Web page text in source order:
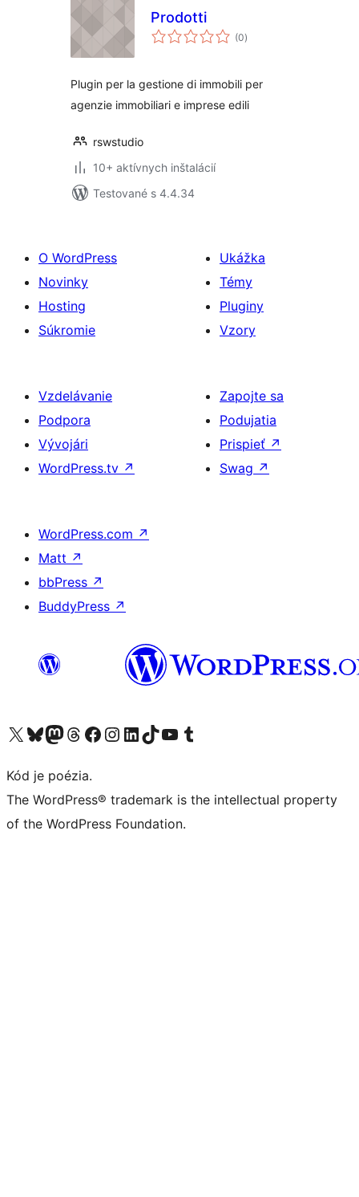
Prodotti
(0celkové
hodnotenie
)
Plugin per la gestione di immobili per
agenzie immobiliari e imprese edili
rswstudio
10+ aktívnych inštalácií
Testované s 4.4.34
O WordPress
Novinky
Hosting
Súkromie
Ukážka
Témy
Pluginy
Vzory
Vzdelávanie
Podpora
Vývojári
WordPress.tv ↗
Zapojte sa
Podujatia
Prispieť ↗
Swag ↗
WordPress.com ↗
Matt ↗
bbPress ↗
BuddyPress ↗
Navštívte náš účet na X (predtým Twitter)
Navštívte náš účet na platforme Bluesky
Navštívte náš účet na Mastodone
Navštívte náš účet na platforme Threads
Navštívte našu stránku na Facebooku
Navštívte náš účet Instagram
Navštívte náš účet LinkedIn
Navštívte náš účet na platforme TikTok
Navštívte náš kanál YouTube
Navštívte náš účet na platforme Tumblr
Kód je poézia.
The WordPress® trademark is the intellectual property
of the WordPress Foundation.